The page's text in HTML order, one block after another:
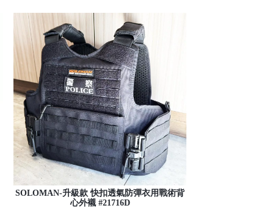
SOLOMAN-升級款 快扣透氣防彈衣用戰術背
心外襯 #21716D